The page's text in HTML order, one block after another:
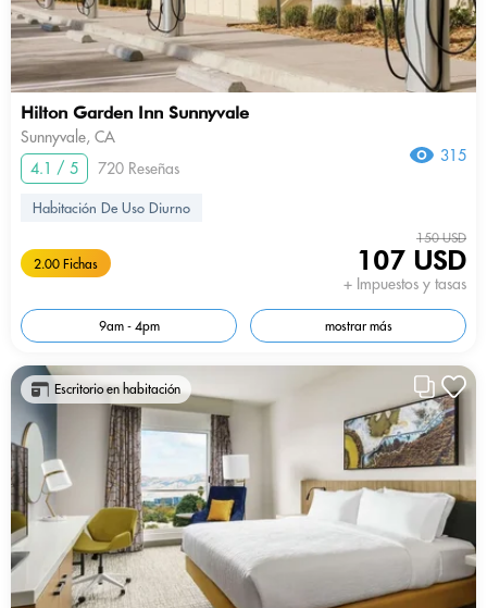
Hilton Garden Inn Sunnyvale
Sunnyvale, CA
4.1 / 5
720 Reseñas
315
Habitación De Uso Diurno
2.00 Fichas
150 USD
107 USD
+ Impuestos y tasas
9am - 4pm mostrar más
Escritorio en habitación